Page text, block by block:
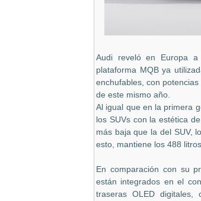
Audi reveló en Europa
plataforma MQB ya
enchufables, con
de este mismo año.
Al igual que en la primera
los SUVs con la estética
más baja que la del SUV,
esto, mantiene los 488
En comparación con su
están integrados en el
traseras OLED